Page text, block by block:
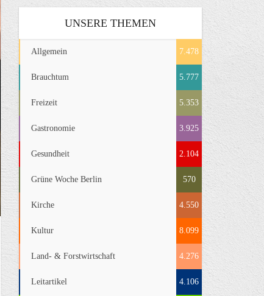
UNSERE THEMEN
Allgemein 7.478
Brauchtum 5.777
Freizeit 5.353
Gastronomie 3.925
Gesundheit 2.104
Grüne Woche Berlin 570
Kirche 4.550
Kultur 8.099
Land- & Forstwirtschaft 4.276
Leitartikel 4.106